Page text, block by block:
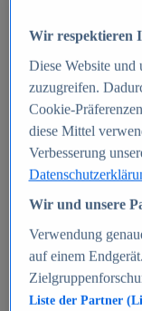
E-commerce
Beliebte
Aktuelle
E-
Umsatz
2010-2025
B2C-E-
Wir respektieren
Diese Website und
zuzugreifen.
Cookie-
diese Mittel
Verbesserung
Wir und unsere
Verwendung
auf einem
Liste der Partner